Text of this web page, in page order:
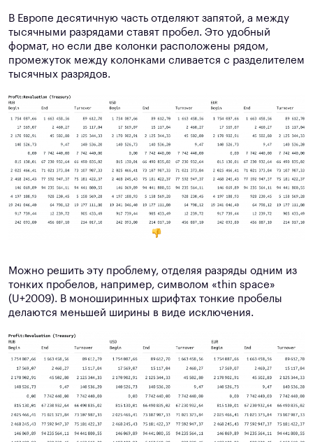
В Европе десятичную часть отделяют запятой, а между
тысячными разрядами ставят пробел. Это удобный
формат, но если две колонки расположены рядом,
промежуток между колонками сливается с разделителем
тысячных разрядов.
Можно решить эту проблему, отделяя разряды одним из
тонких пробелов, например, символом «thin space»
(U+2009). В моноширинных шрифтах тонкие пробелы
делаются меньшей ширины в виде исключения.